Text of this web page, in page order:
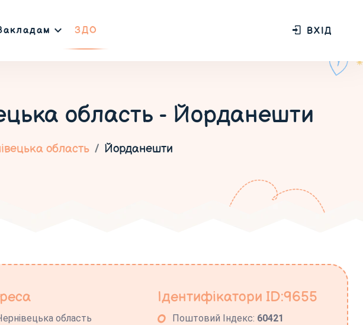
ЗДО ВХІД
область - Йорданешти
область Йорданешти
область
Ідентифікатори ID:9655
Поштовий Індекс: 60421